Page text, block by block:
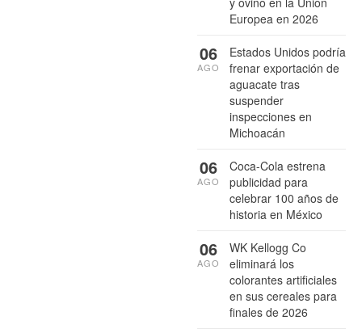
Europea en 2026
Estados Unidos podría
frenar exportación de
aguacate tras
suspender
inspecciones en
Michoacán
06
AGO
Coca-Cola estrena
publicidad para
celebrar 100 años de
historia en México
06
AGO
WK Kellogg Co
eliminará los
colorantes artificiales
en sus cereales para
finales de 2026
06
AGO